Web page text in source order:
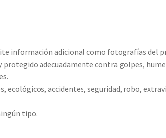
información adicional como fotografías del
adecuadamente contra golpes,
ecológicos, accidentes, seguridad, robo,
tipo.